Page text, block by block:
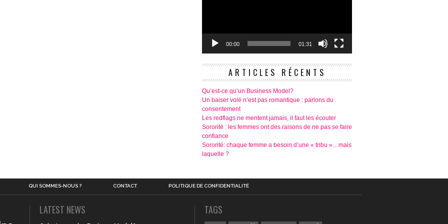
00:00 01:31
ARTICLES RÉCENTS
Qu’est-ce qu’un Business Model?
Un baiser volé n’est pas romantique : parlons du
consentement
Les redflags ne mentent jamais, il faut les écouter
Sororité : les femmes ont des raisons de ne pas se faire
confiance
Sororité: chaque femme a besoin d’une « tribu »…mais
laquelle ?
QUI SOMMES-NOUS ? CONTACT POLITIQUE DE CONFIDENTIALITÉ
LATEST NEWS TAGS